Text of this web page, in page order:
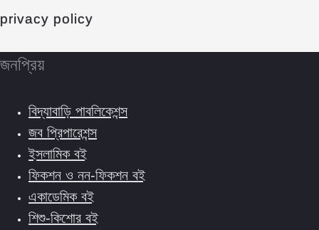
privacy policy
জনপ্রিয়
বিদ্যাবাড়ি পাবলিকেশন্স
জব প্রিপারেশন্স
ইসলামিক বই
ফিকশন ও নন-ফিকশন বই
একাডেমিক বই
শিশু-কিশোর বই